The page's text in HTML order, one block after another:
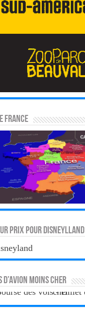
FRANCE
PRIX POUR DISNEYLLAND
moins cher